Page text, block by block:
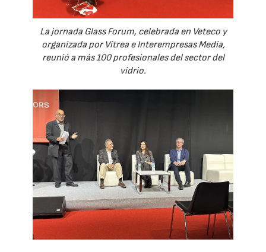
La jornada Glass Forum, celebrada en Veteco y
organizada por Vítrea e Interempresas Media,
reunió a más 100 profesionales del sector del
vidrio.